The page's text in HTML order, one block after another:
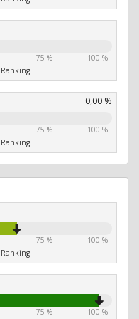
75 %
100 %
Ranking
0,00 %
75 %
100 %
Ranking
75 %
100 %
Ranking
75 %
100 %